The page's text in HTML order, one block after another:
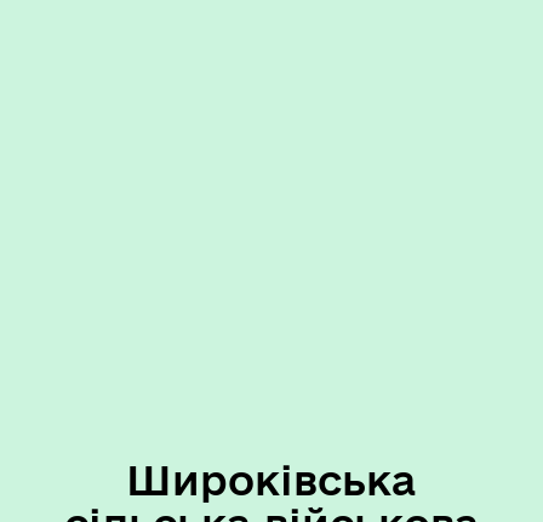
Широківська